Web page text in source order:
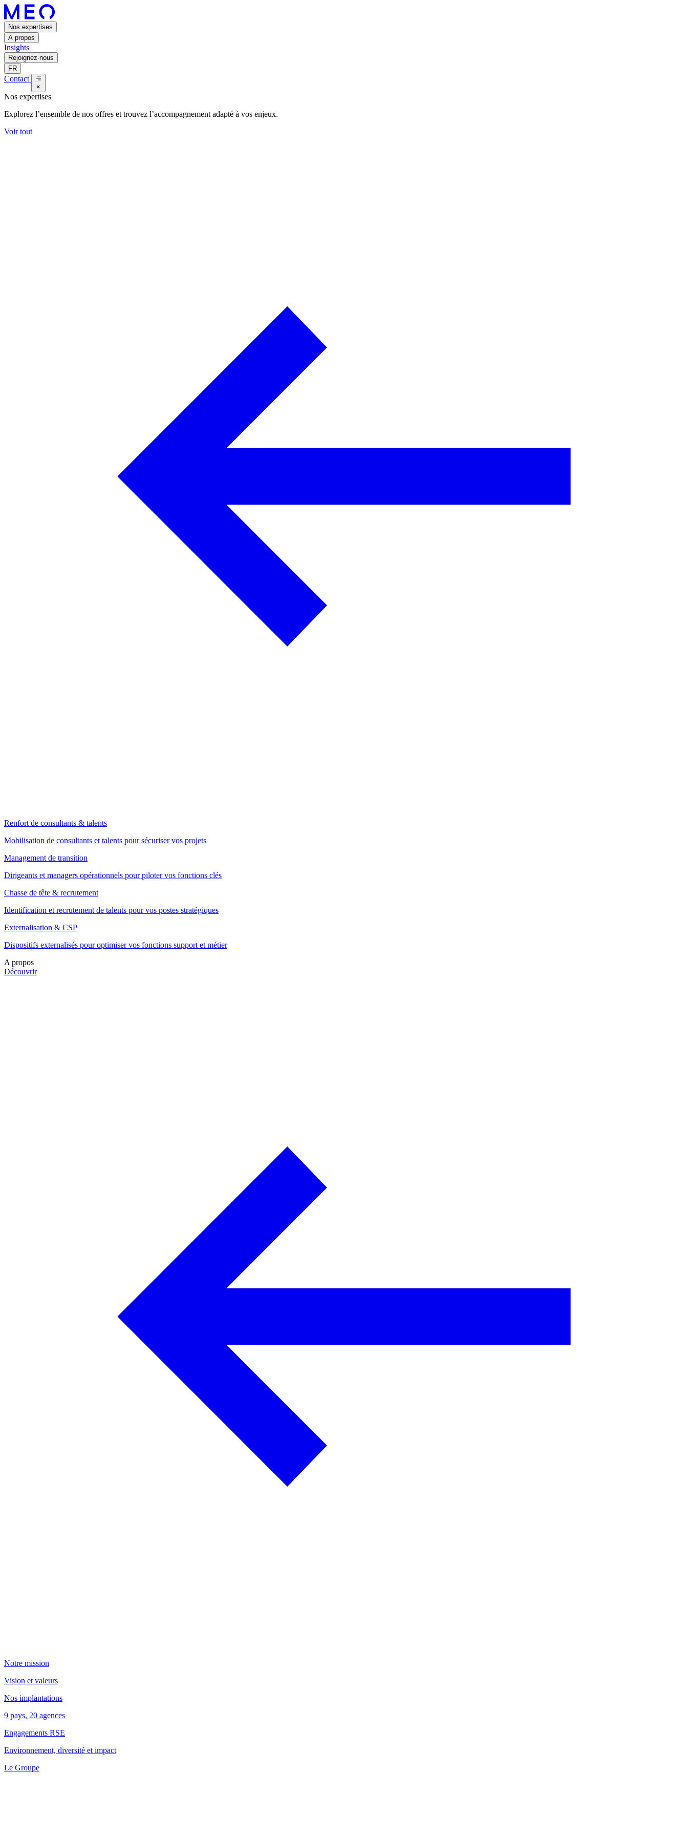
Nos expertises
A propos
Insights
Rejoignez-nous
FR
Contact
×
Nos expertises
Explorez l’ensemble de nos offres et trouvez l’accompagnement adapté à vos enjeux.
Voir tout
Renfort de consultants & talents
Mobilisation de consultants et talents pour sécuriser vos projets
Management de transition
Dirigeants et managers opérationnels pour piloter vos fonctions clés
Chasse de tête & recrutement
Identification et recrutement de talents pour vos postes stratégiques
Externalisation & CSP
Dispositifs externalisés pour optimiser vos fonctions support et métier
A propos
Découvrir
Notre mission
Vision et valeurs
Nos implantations
9 pays, 20 agences
Engagements RSE
Environnement, diversité et impact
Le Groupe